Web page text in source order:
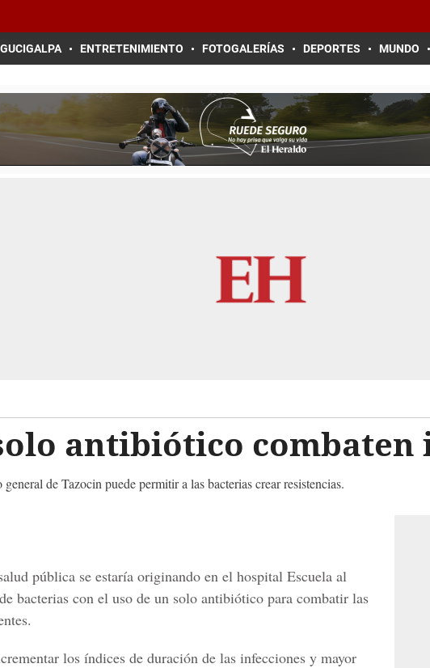
ENTRETENIMIENTO FOTOGALERÍAS DEPORTES MUNDO
antibiótico combaten
de Tazocin puede permitir a las bacterias crear resistencias.
pública se estaría originando en el hospital Escuela al
bacterias con el uso de un solo antibiótico para combatir las
los índices de duración de las infecciones y mayor